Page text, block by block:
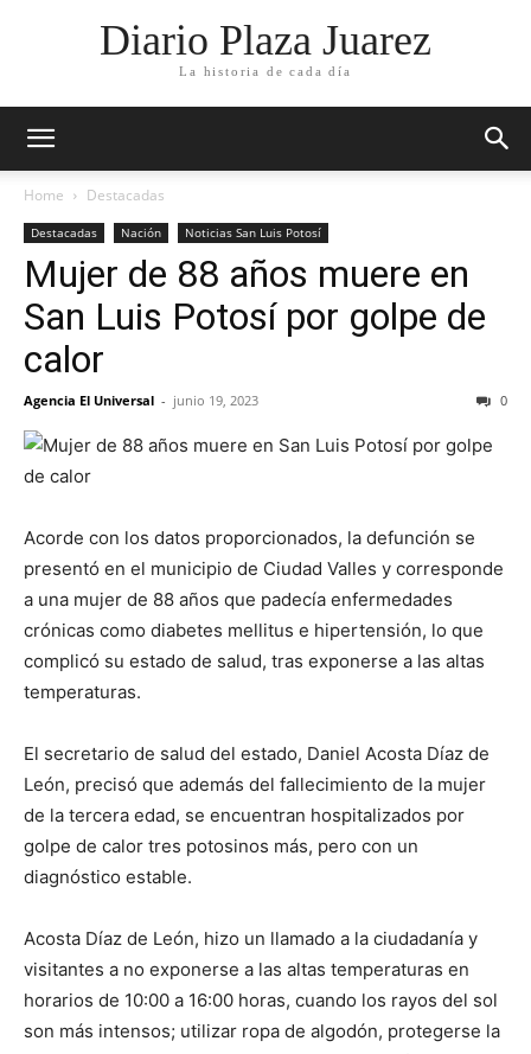
Diario Plaza Juarez
La historia de cada día
Home Destacadas
Destacadas Nación Noticias San Luis Potosí
Mujer de 88 años muere en
San Luis Potosí por golpe de
calor
Agencia El Universal - junio 19, 2023 0
Acorde con los datos proporcionados, la defunción se
presentó en el municipio de Ciudad Valles y corresponde
a una mujer de 88 años que padecía enfermedades
crónicas como diabetes mellitus e hipertensión, lo que
complicó su estado de salud, tras exponerse a las altas
temperaturas.
El secretario de salud del estado, Daniel Acosta Díaz de
León, precisó que además del fallecimiento de la mujer
de la tercera edad, se encuentran hospitalizados por
golpe de calor tres potosinos más, pero con un
diagnóstico estable.
Acosta Díaz de León, hizo un llamado a la ciudadanía y
visitantes a no exponerse a las altas temperaturas en
horarios de 10:00 a 16:00 horas, cuando los rayos del sol
son más intensos; utilizar ropa de algodón, protegerse la